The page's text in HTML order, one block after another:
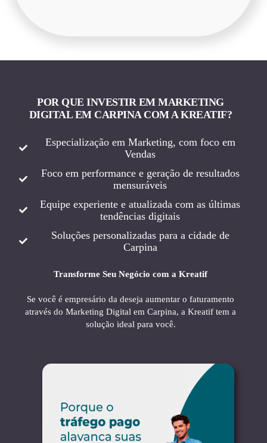
POR QUE INVESTIR EM MARKETING
DIGITAL EM CARPINA COM A KREATIF?
Especialização em Marketing, com foco em
Vendas
Foco em performance e geração de resultados
mensuráveis
Equipe experiente e atualizada com as últimas
tendências digitais
Soluções personalizadas para a cidade de
Carpina
Transforme Seu Negócio com a Kreatif
Se você é empresário da deseja aumentar o faturamento
através do Marketing Digital em Carpina, a Kreatif tem a
solução ideal para você.